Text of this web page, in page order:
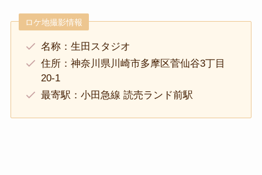
ロケ地撮影情報
名称：生田スタジオ
住所：神奈川県川崎市多摩区菅仙谷3丁目
20-1
最寄駅：小田急線 読売ランド前駅